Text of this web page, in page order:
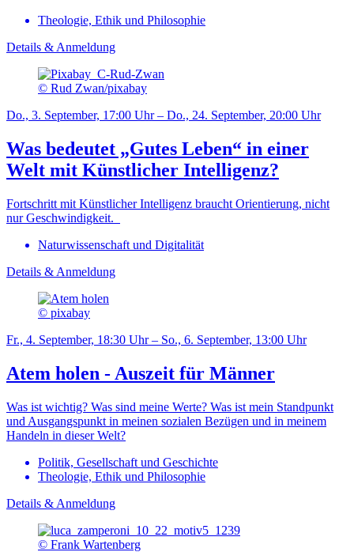
Theologie, Ethik und Philosophie
Details & Anmeldung
© Rud Zwan/pixabay
Do., 3. September, 17:00 Uhr – Do., 24. September, 20:00 Uhr
Was bedeutet „Gutes Leben“ in einer
Welt mit Künstlicher Intelligenz?
Fortschritt mit Künstlicher Intelligenz braucht Orientierung, nicht
nur Geschwindigkeit.
Naturwissenschaft und Digitalität
Details & Anmeldung
© pixabay
Fr., 4. September, 18:30 Uhr – So., 6. September, 13:00 Uhr
Atem holen - Auszeit für Männer
Was ist wichtig? Was sind meine Werte? Was ist mein Standpunkt
und Ausgangspunkt in meinen sozialen Bezügen und in meinem
Handeln in dieser Welt?
Politik, Gesellschaft und Geschichte
Theologie, Ethik und Philosophie
Details & Anmeldung
© Frank Wartenberg